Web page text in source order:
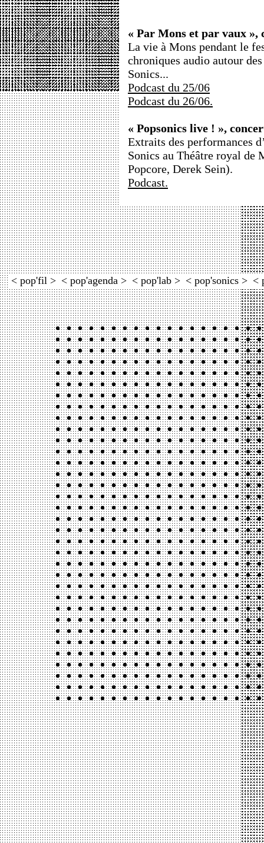
« Par Mons et par vaux »,
La vie à Mons pendant le
chroniques audio autour
Sonics...
Podcast du 25/06
Podcast du 26/06.
« Popsonics live ! »,
Extraits des performances
Sonics au Théâtre royal de
Popcore, Derek Sein).
Podcast.
< pop'fil > < pop'agenda > < pop'lab > < pop'sonics > <